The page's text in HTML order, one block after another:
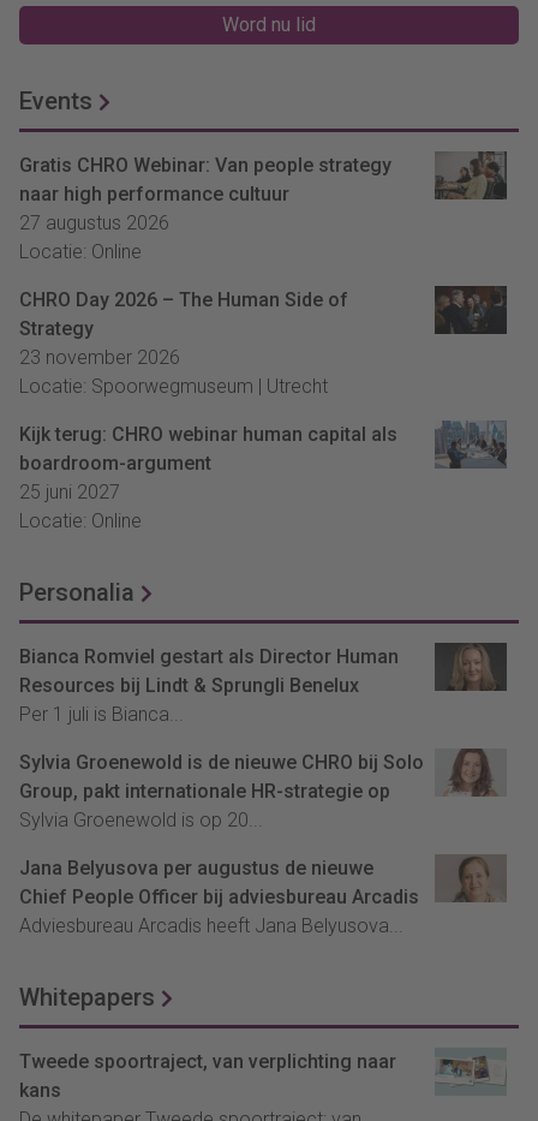
Word nu lid
Events
Gratis CHRO Webinar: Van people strategy
naar high performance cultuur
27 augustus 2026
Locatie: Online
CHRO Day 2026 – The Human Side of
Strategy
23 november 2026
Locatie: Spoorwegmuseum | Utrecht
Kijk terug: CHRO webinar human capital als
boardroom-argument
25 juni 2027
Locatie: Online
Personalia
Bianca Romviel gestart als Director Human
Resources bij Lindt & Sprungli Benelux
Per 1 juli is Bianca...
Sylvia Groenewold is de nieuwe CHRO bij Solo
Group, pakt internationale HR-strategie op
Sylvia Groenewold is op 20...
Jana Belyusova per augustus de nieuwe
Chief People Officer bij adviesbureau Arcadis
Adviesbureau Arcadis heeft Jana Belyusova...
Whitepapers
Tweede spoortraject, van verplichting naar
kans